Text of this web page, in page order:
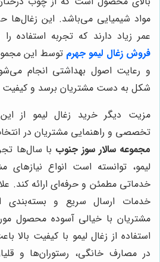
مواد شیمیایی می‌باشد. این زغال‌ها
عمر زیاد دارند که تجربه استفاده
فروش زغال لیمو جهرم توسط این
و رعایت اصول بهداشتی انجام
شکل به دست مشتریان برسد و کیفیت
مزیت دیگر خرید زغال لیمو از
تخصصی و راهنمایی مشتریان در
مجموعه سالار سوز جنوب با سال‌ها
لیمو، توانسته است انواع
خدماتی مطمئن و حرفه‌ای ارائه کند.
خدمات ارسال سریع و بسته‌بندی
مشتریان با خیالی آسوده محصول
استفاده از زغال لیمو با کیفیت
در مصارف خانگی، رستوران‌ها و